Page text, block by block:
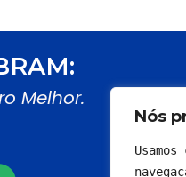
Nós
Melhor.